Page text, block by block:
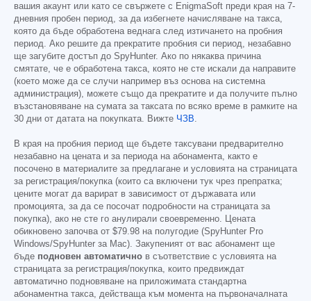
вашия акаунт или като се свържете с EnigmaSoft преди края на 7-
дневния пробен период, за да избегнете начисляване на такса,
която да бъде обработена веднага след изтичането на пробния
период. Ако решите да прекратите пробния си период, незабавно
ще загубите достъп до SpyHunter. Ако по някаква причина
смятате, че е обработена такса, която не сте искали да направите
(което може да се случи например въз основа на системна
администрация), можете също да прекратите и да получите пълно
възстановяване на сумата за таксата по всяко време в рамките на
30 дни от датата на покупката. Вижте ЧЗВ.
В края на пробния период ще бъдете таксувани предварително
незабавно на цената и за периода на абонамента, както е
посочено в материалите за предлагане и условията на страницата
за регистрация/покупка (които са включени тук чрез препратка;
цените могат да варират в зависимост от държавата или
промоцията, за да се посочат подробности на страницата за
покупка), ако не сте го анулирали своевременно. Цената
обикновено започва от $79.98 на полугодие (SpyHunter Pro
Windows/SpyHunter за Mac). Закупеният от вас абонамент ще
бъде подновен автоматично в съответствие с условията на
страницата за регистрация/покупка, които предвиждат
автоматично подновяване на приложимата стандартна
абонаментна такса, действаща към момента на първоначалната